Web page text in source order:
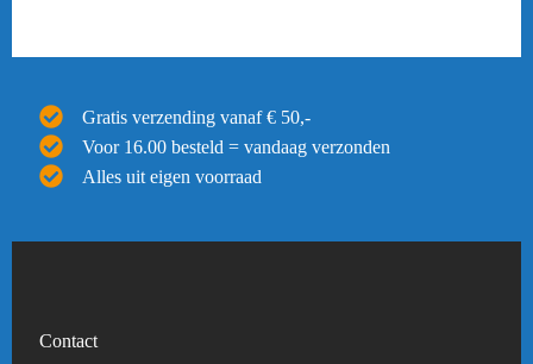
Gratis verzending vanaf € 50,-
Voor 16.00 besteld = vandaag verzonden
Alles uit eigen voorraad
Contact